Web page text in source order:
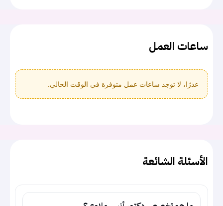
ساعات العمل
عذرًا، لا توجد ساعات عمل متوفرة في الوقت الحالي.
الأسئلة الشائعة